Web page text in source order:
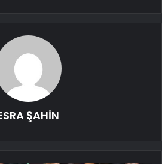
ŞAHİN